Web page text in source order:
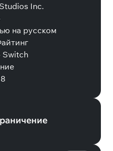
Inc.
на русском
Switch